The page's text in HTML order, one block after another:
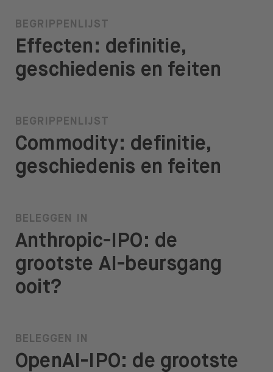
BEGRIPPENLIJST
Effecten: definitie,
geschiedenis en feiten
BEGRIPPENLIJST
Commodity: definitie,
geschiedenis en feiten
BELEGGEN IN
Anthropic-IPO: de
grootste AI-beursgang
ooit?
BELEGGEN IN
OpenAI-IPO: de grootste